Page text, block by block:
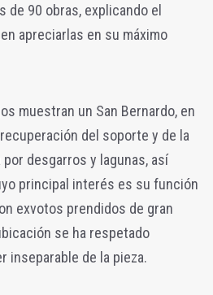
de 90 obras, explicando el
apreciarlas en su máximo
muestran un San Bernardo, en
del soporte y de la
desgarros y lagunas, así
principal interés es su función
exvotos prendidos de gran
se ha respetado
inseparable de la pieza.